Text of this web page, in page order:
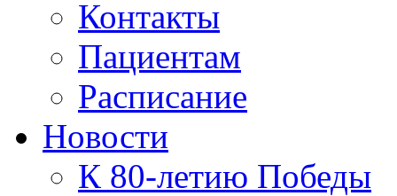
Контакты
Пациентам
Расписание
Новости
К 80-летию Победы